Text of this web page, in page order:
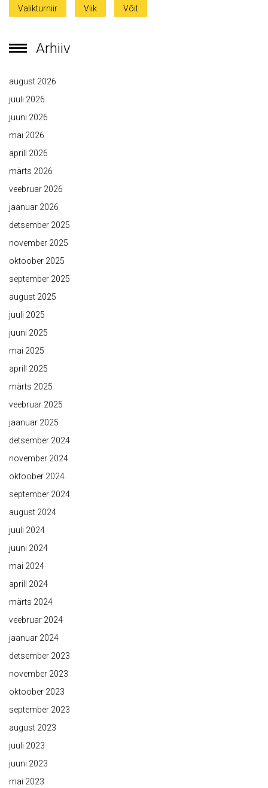
Valikturniir Viik Võit
Arhiiv
august 2026
juuli 2026
juuni 2026
mai 2026
aprill 2026
märts 2026
veebruar 2026
jaanuar 2026
detsember 2025
november 2025
oktoober 2025
september 2025
august 2025
juuli 2025
juuni 2025
mai 2025
aprill 2025
märts 2025
veebruar 2025
jaanuar 2025
detsember 2024
november 2024
oktoober 2024
september 2024
august 2024
juuli 2024
juuni 2024
mai 2024
aprill 2024
märts 2024
veebruar 2024
jaanuar 2024
detsember 2023
november 2023
oktoober 2023
september 2023
august 2023
juuli 2023
juuni 2023
mai 2023